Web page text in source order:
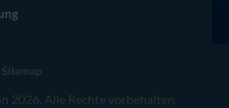
Sitemap
2026. Alle Rechte vorbehalten.